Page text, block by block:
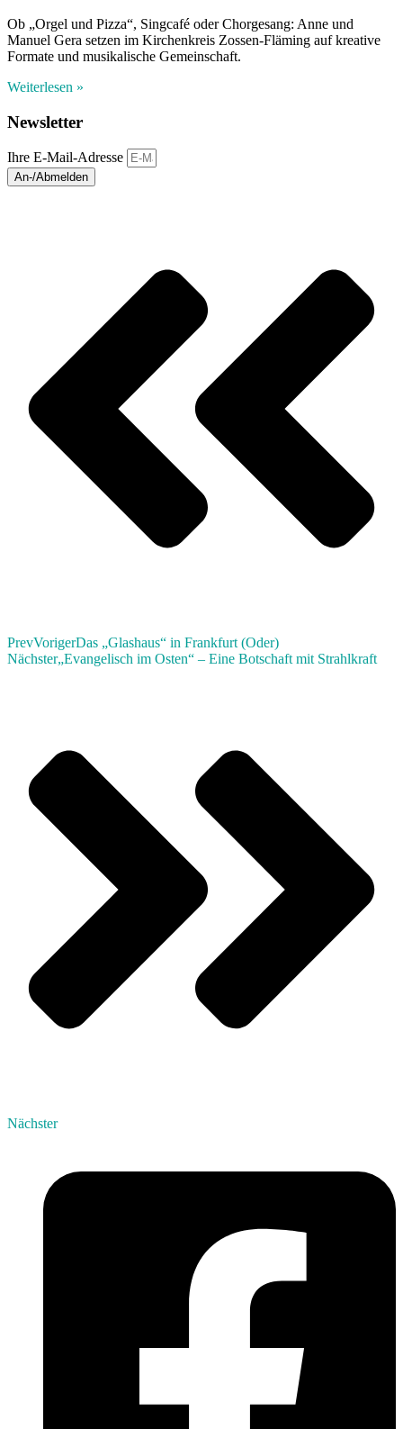
Ob „Orgel und Pizza“, Singcafé oder Chorgesang: Anne und
Manuel Gera setzen im Kirchenkreis Zossen-Fläming auf kreative
Formate und musikalische Gemeinschaft.
Weiterlesen »
Newsletter
Ihre E-Mail-Adresse
An-/Abmelden
PrevVorigerDas „Glashaus“ in Frankfurt (Oder)
Nächster„Evangelisch im Osten“ – Eine Botschaft mit Strahlkraft
Nächster